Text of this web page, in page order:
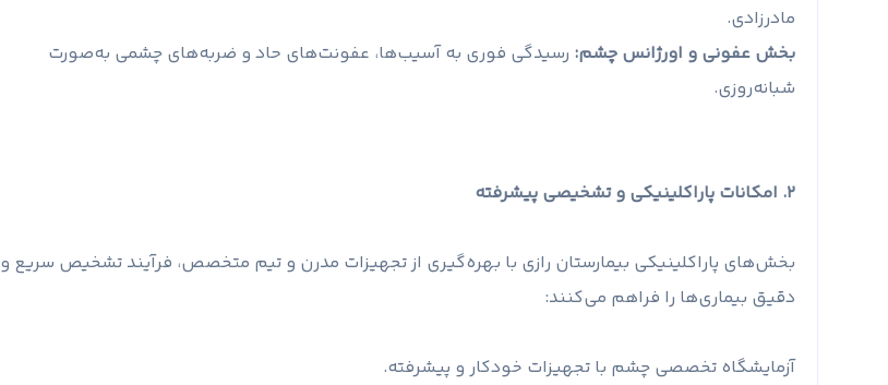
مادرزادی.
بخش عفونی و اورژانس چشم: رسیدگی فوری به آسیب‌ها، عفونت‌های حاد و ضربه‌های چشمی به‌صورت
شبانه‌روزی.
۲. امکانات پاراکلینیکی و تشخیصی پیشرفته
بخش‌های پاراکلینیکی بیمارستان رازی با بهره‌گیری از تجهیزات مدرن و تیم متخصص، فرآیند تشخیص سریع و
دقیق بیماری‌ها را فراهم می‌کنند:
آزمایشگاه تخصصی چشم با تجهیزات خودکار و پیشرفته.